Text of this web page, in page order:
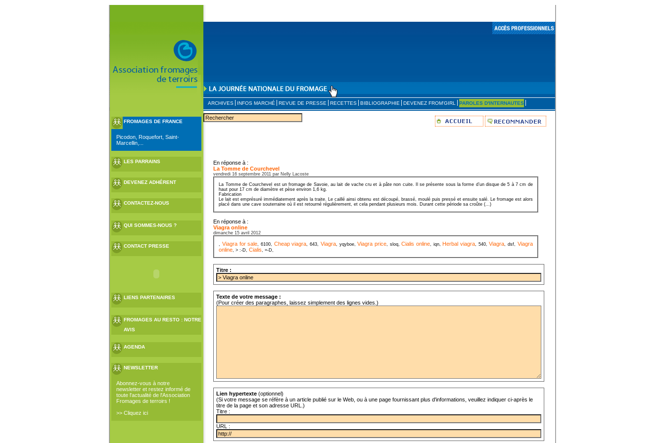
ARCHIVES INFOS MARCHÉ REVUE DE PRESSE RECETTES BIBLIOGRAPHIE DEVENEZ FROM'GIRL PAROLES D'INTERNAUTES
FROMAGES DE FRANCE
Picodon, Roquefort, Saint-
Marcellin,...
LES PARRAINS
DEVENEZ ADHÉRENT
CONTACTEZ-NOUS
QUI SOMMES-NOUS ?
CONTACT PRESSE
LIENS PARTENAIRES
FROMAGES AU RESTO : NOTRE
AVIS
AGENDA
NEWSLETTER
Abonnez-vous à notre
newsletter et restez informé de
toute l'actualité de l'Association
Fromages de terroirs !
>> Cliquez ici
En réponse à :
La Tomme de Courchevel
vendredi 16 septembre 2011 par Nelly Lacoste
La Tomme de Courchevel est un fromage de Savoie, au lait de vache cru et à pâte non cuite. Il se présente sous la forme d’un disque de 5 à 7 cm de
haut pour 17 cm de diamètre et pèse environ 1,6 kg.
Fabrication
Le lait est emprésuré immédiatement après la traite. Le caillé ainsi obtenu est découpé, brassé, moulé puis pressé et ensuite salé. Le fromage est alors
placé dans une cave souterraine où il est retourné régulièrement, et cela pendant plusieurs mois. Durant cette période sa croûte (...)
En réponse à :
Viagra online
dimanche 15 avril 2012
,Viagra for sale, 6100, Cheap viagra, 643, Viagra, yqyboe,Viagra price, sloq,Cialis online, iqn, Herbal viagra, 540,Viagra, dsf, Viagra
online, > :-D,Cialis, =-D,
Titre :
Texte de votre message :
(Pour créer des paragraphes, laissez simplement des lignes vides.)
Lien hypertexte (optionnel)
(Si votre message se réfère à un article publié sur le Web, ou à une page fournissant plus d'informations, veuillez indiquer ci-après le
titre de la page et son adresse URL.)
Titre :
URL :